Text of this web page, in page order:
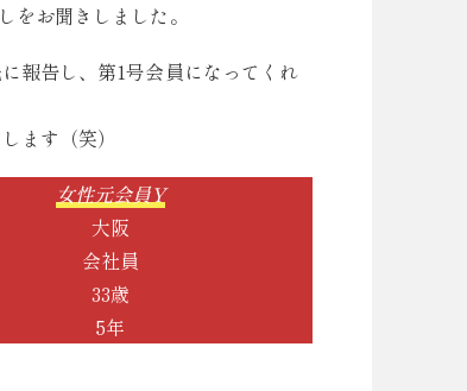
お聞きしました。
報告し、第1号会員になってくれ
ます（笑）
女性元会員Y
大阪
会社員
33歳
5年